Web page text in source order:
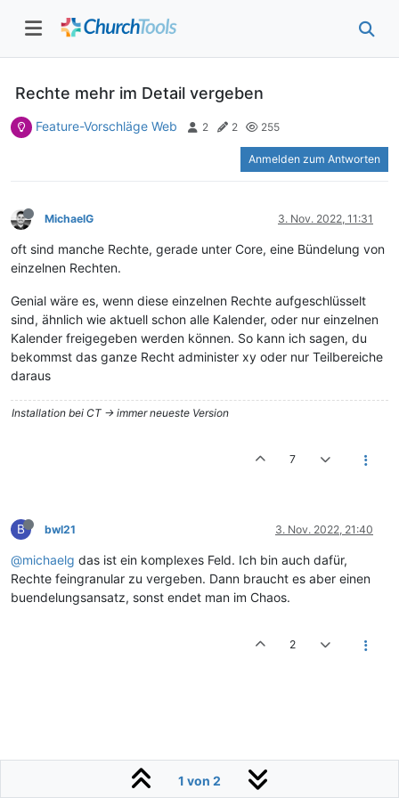
Rechte mehr im Detail vergeben
Feature-Vorschläge Web 2 2 255
Anmelden zum Antworten
MichaelG 3. Nov. 2022, 11:31
oft sind manche Rechte, gerade unter Core, eine Bündelung von
einzelnen Rechten.
Genial wäre es, wenn diese einzelnen Rechte aufgeschlüsselt
sind, ähnlich wie aktuell schon alle Kalender, oder nur einzelnen
Kalender freigegeben werden können. So kann ich sagen, du
bekommst das ganze Recht administer xy oder nur Teilbereiche
daraus
Installation bei CT -> immer neueste Version
7
B bwl21 3. Nov. 2022, 21:40
@michaelg das ist ein komplexes Feld. Ich bin auch dafür,
Rechte feingranular zu vergeben. Dann braucht es aber einen
buendelungsansatz, sonst endet man im Chaos.
2
1 von 2